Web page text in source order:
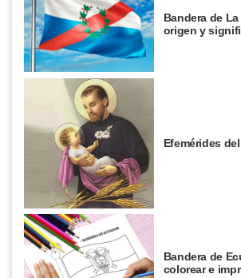
Bandera de
origen y
Efemérides
Bandera de
colorear e